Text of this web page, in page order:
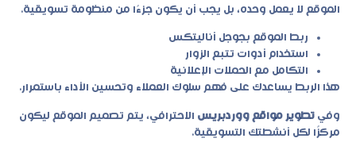
الموقع لا يعمل وحده، بل يجب أن يكون جزءًا من منظومة تسويقية.
ربط الموقع بجوجل أناليتكس
استخدام أدوات تتبع الزوار
التكامل مع الحملات الإعلانية
هذا الربط يساعدك على فهم سلوك العملاء وتحسين الأداء باستمرار.
وفي تطوير مواقع ووردبريس الاحترافي، يتم تصميم الموقع ليكون
مركزًا لكل أنشطتك التسويقية.